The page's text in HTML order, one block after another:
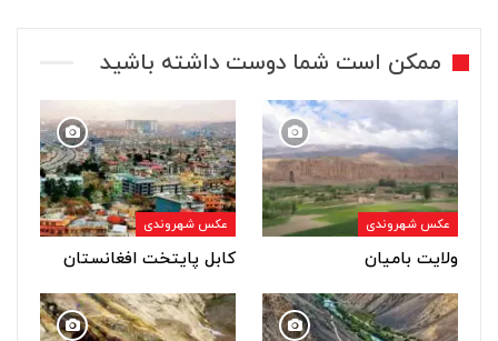
ممکن است شما دوست داشته باشید
عکس شهروندی
ولایت بامیان
عکس شهروندی
کابل پایتخت افغانستان